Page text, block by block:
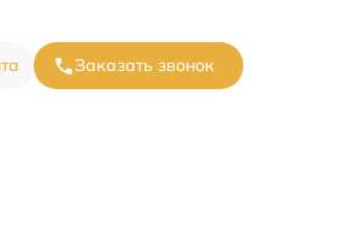
Заказать звонок